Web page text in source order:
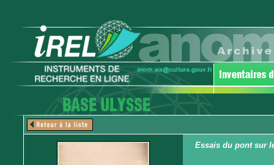
Essais du pont sur